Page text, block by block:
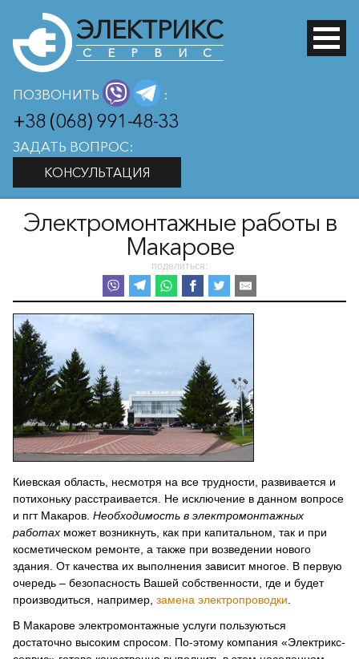
ЭЛЕКТРИКС
СЕРВИС
ЗАДАТЬ ВОПРОС:
КОНСУЛЬТАЦИЯ
ПОЗВОНИТЬ :
+38 (068) 991-48-33
Электромонтажные работы в
Макарове
поделиться:
Киевская область, несмотря на все трудности, развивается и
потихоньку расстраивается. Не исключение в данном вопросе
и пгт Макаров. Необходимость в электромонтажных
работах может возникнуть, как при капитальном, так и при
косметическом ремонте, а также при возведении нового
здания. От качества их выполнения зависит многое. В первую
очередь – безопасность Вашей собственности, где и будет
производиться, например, замена электропроводки
В Макарове электромонтажные услуги пользуються
достаточно высоким спросом. По-этому компания «Электрикс-